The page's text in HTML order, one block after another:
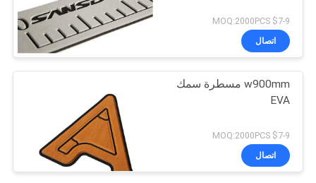
$7-9 MOQ:2000PCS
اتصال
w900mm مسطرة سمك
EVA
$7-9 MOQ:2000PCS
اتصال